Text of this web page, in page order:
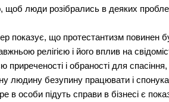
щоб люди розібрались в деяких
показує, що протестантизм повинен
релігією і його вплив на
приреченості і обраності для
людину безупину працювати і
в особи підуть справи в бізнесі є